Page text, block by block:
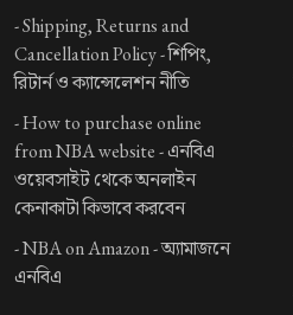
-Shipping, Returns and
Cancellation Policy -শিপিং,
রিটার্ন ও ক্যান্সেলেশন নীতি
-How to purchase online
from NBA website -এনবিএ
ওয়েবসাইট থেকে অনলাইন
কেনাকাটা কিভাবে করবেন
-NBA on Amazon -অ্যামাজনে
এনবিএ